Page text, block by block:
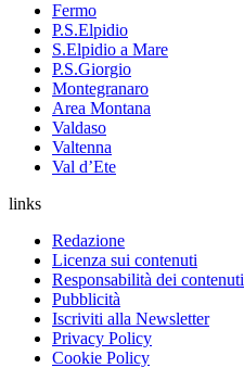
Fermo
P.S.Elpidio
S.Elpidio a Mare
P.S.Giorgio
Montegranaro
Area Montana
Valdaso
Valtenna
Val d’Ete
links
Redazione
Licenza sui contenuti
Responsabilità dei contenuti
Pubblicità
Iscriviti alla Newsletter
Privacy Policy
Cookie Policy